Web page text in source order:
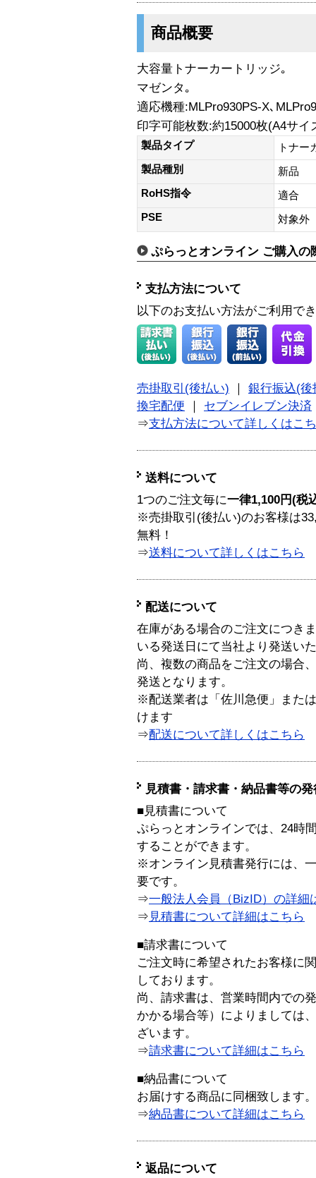
商品概要
大容量トナーカートリッジ｡
マゼンタ｡
適応機種:MLPro930PS-X､
印字可能枚数:約15000枚(A4サイ
製品タイプ
トナー
製品種別
新品
RoHS指令
適合
PSE
対象外
ぷらっとオンライン ご購入の
支払方法について
以下のお支払い方法がご利用で
売掛取引(後払い)
銀行振込(後
換宅配便
セブンイレブン決済
⇒支払方法について詳しくはこ
送料について
1つのご注文毎に一律1,100円(税
※売掛取引(後払い)のお客様は
無料！
⇒送料について詳しくはこちら
配送について
在庫がある場合のご注文につき
いる発送日にて当社より発送い
尚、複数の商品をご注文の場合
発送となります。
※配送業者は「佐川急便」また
けます
⇒配送について詳しくはこちら
見積書・請求書・納品書等の
■見積書について
ぷらっとオンラインでは、24時
することができます。
※オンライン見積書発行には、
要です。
⇒一般法人会員（BizID）の詳細
⇒ 見積書について詳細はこちら
■請求書について
ご注文時に希望されたお客様に
しております。
尚、請求書は、営業時間内での
かかる場合等）によりましては
ざいます。
⇒請求書について詳細はこちら
■納品書について
お届けする商品に同梱致します。
⇒納品書について詳細はこちら
返品について